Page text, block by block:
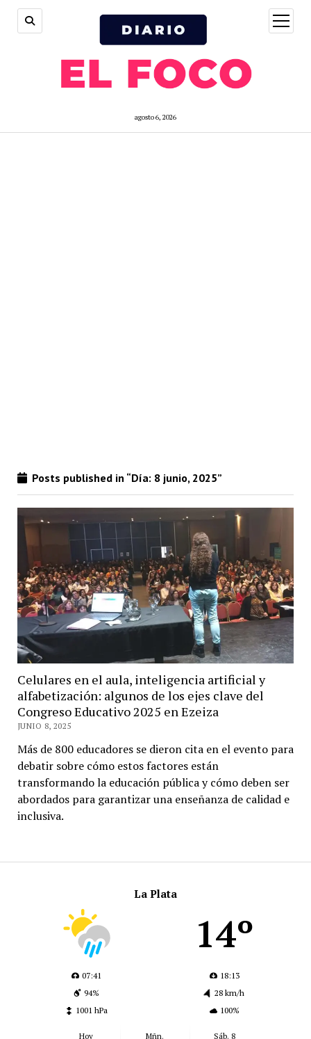
agosto 6, 2026
open
menu
La Plata
14º
07:41
18:13
94%
28 km/h
1001 hPa
100%
Hoy
Mñn.
Sáb. 8
Posts published in “Día: 8 junio, 2025”
Celulares en el aula, inteligencia artificial y
alfabetización: algunos de los ejes clave del
Congreso Educativo 2025 en Ezeiza
JUNIO 8, 2025
Más de 800 educadores se dieron cita en el evento para
debatir sobre cómo estos factores están
transformando la educación pública y cómo deben ser
abordados para garantizar una enseñanza de calidad e
inclusiva.